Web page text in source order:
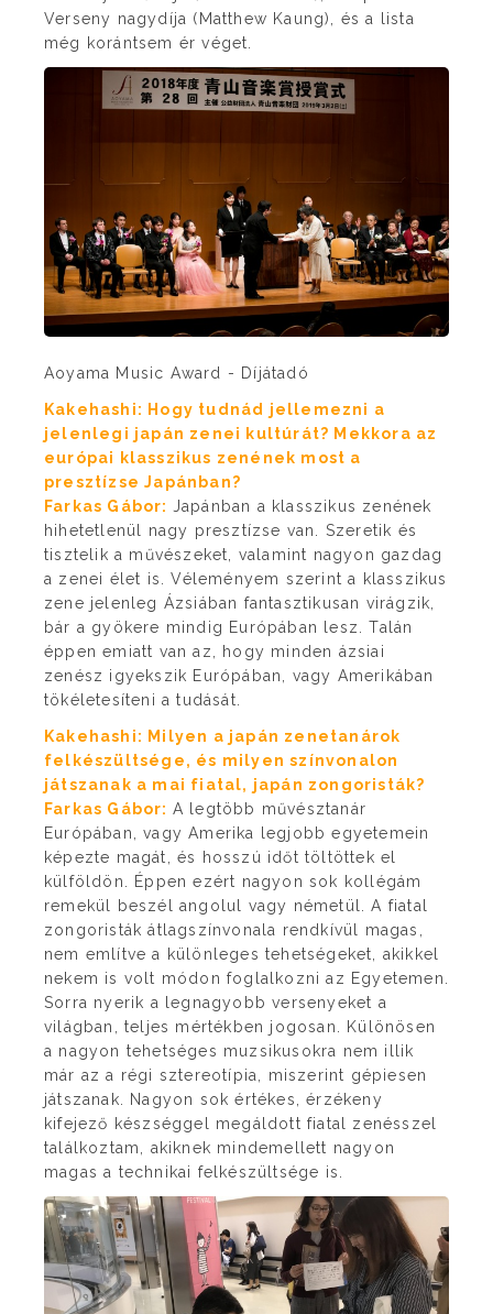
Verseny nagydíja (Matthew Kaung), és a lista
még korántsem ér véget.
Aoyama Music Award - Díjátadó
Kakehashi: Hogy tudnád jellemezni a
jelenlegi japán zenei kultúrát? Mekkora az
európai klasszikus zenének most a
presztízse Japánban?
Farkas Gábor: Japánban a klasszikus zenének
hihetetlenül nagy presztízse van. Szeretik és
tisztelik a művészeket, valamint nagyon gazdag
a zenei élet is. Véleményem szerint a klasszikus
zene jelenleg Ázsiában fantasztikusan virágzik,
bár a gyökere mindig Európában lesz. Talán
éppen emiatt van az, hogy minden ázsiai
zenész igyekszik Európában, vagy Amerikában
tökéletesíteni a tudását.
Kakehashi: Milyen a japán zenetanárok
felkészültsége, és milyen színvonalon
játszanak a mai fiatal, japán zongoristák?
Farkas Gábor: A legtöbb művésztanár
Európában, vagy Amerika legjobb egyetemein
képezte magát, és hosszú időt töltöttek el
külföldön. Éppen ezért nagyon sok kollégám
remekül beszél angolul vagy németül. A fiatal
zongoristák átlagszínvonala rendkívül magas,
nem említve a különleges tehetségeket, akikkel
nekem is volt módon foglalkozni az Egyetemen.
Sorra nyerik a legnagyobb versenyeket a
világban, teljes mértékben jogosan. Különösen
a nagyon tehetséges muzsikusokra nem illik
már az a régi sztereotípia, miszerint gépiesen
játszanak. Nagyon sok értékes, érzékeny
kifejező készséggel megáldott fiatal zenésszel
találkoztam, akiknek mindemellett nagyon
magas a technikai felkészültsége is.